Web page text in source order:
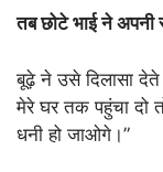
तब छोटे भाई ने अपनी
बूढ़े ने उसे दिलासा
मेरे घर तक पहुंचा दो
धनी हो जाओगे।”